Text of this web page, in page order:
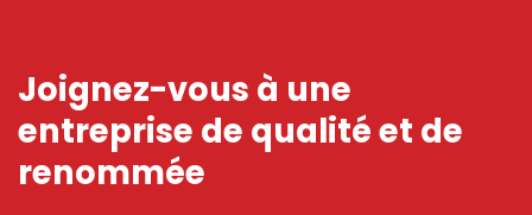
Joignez-vous à une
entreprise de qualité et de
renommée